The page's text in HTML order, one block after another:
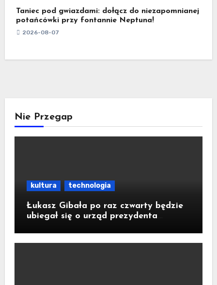
Taniec pod gwiazdami: dołącz do niezapomnianej
potańcówki przy fontannie Neptuna!
2026-08-07
Nie Przegap
kultura technologia
Łukasz Gibała po raz czwarty będzie
ubiegał się o urząd prezydenta